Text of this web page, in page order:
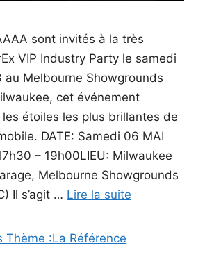
sont invités à la très
VIP Industry Party le samedi
au Melbourne Showgrounds
cet événement
étoiles les plus brillantes de
DATE: Samedi 06 MAI
– 19h00LIEU: Milwaukee
Melbourne Showgrounds
Il s’agit … Lire la suite
Thème :La Référence